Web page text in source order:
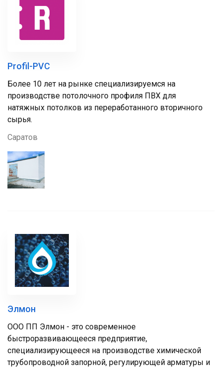
Profil-PVC
Более 10 лет на рынке специализируемся на
производстве потолочного профиля ПВХ для
натяжных потолков из переработанного вторичного
сырья.
Саратов
Элмон
ООО ПП Элмон - это современное
быстроразвивающееся предприятие,
специализирующееся на производстве химической
трубопроводной запорной, регулирующей арматуры и